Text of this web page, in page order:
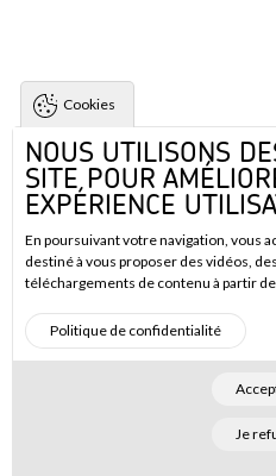
Cookies
NOUS UTILISONS
SITE POUR
EXPÉRIENCE
En poursuivant votre navigation, vous
destiné à vous proposer des vidéos,
téléchargements de contenu à partir
Politique de confidentialité
Je